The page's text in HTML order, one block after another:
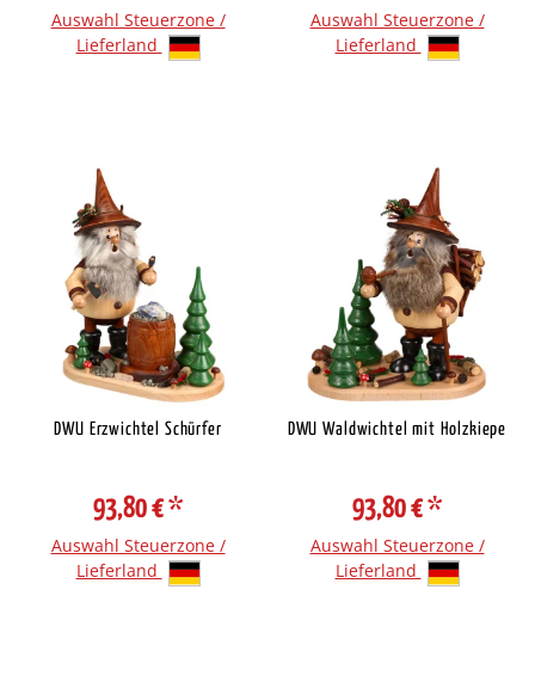
Auswahl Steuerzone /
Lieferland
Auswahl Steuerzone /
Lieferland
DWU Erzwichtel Schürfer
93,80 €*
Auswahl Steuerzone /
Lieferland
DWU Waldwichtel mit Holzkiepe
93,80 €*
Auswahl Steuerzone /
Lieferland